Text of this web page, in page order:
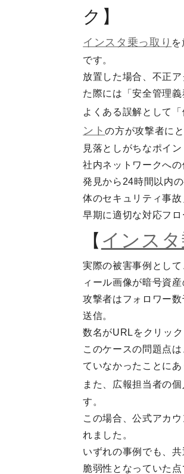
ク】
インスタ乗っ取り
です。
放置した場合、不正
た際には「安全管理
よくある誤解として
ントの方が攻撃者に
見落としがちなポイ
社内ネットワークへ
発見から24時間以内
体のセキュリティ事
早期に適切な対応フ
【 インス
実際の被害事例とし
ィール画像が暗号資
攻撃者はフォロワー
送信。
数名がURLをクリッ
このケースの問題点
ていなかったことにあ
また、広報担当者の
す。
この場合、公式アカ
れました。
いずれの事例でも、
脆弱性となっていた点